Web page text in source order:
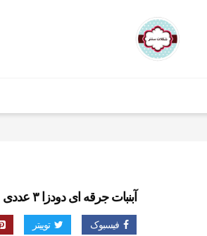
آبنبات جرقه ای دودزا ۳ عددی
فیسبوک توییتر